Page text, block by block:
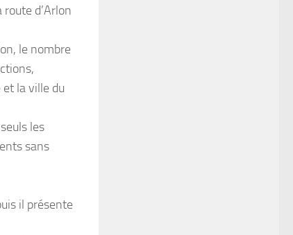
d’Arlon
le nombre
et la ville du
les
sans
il présente